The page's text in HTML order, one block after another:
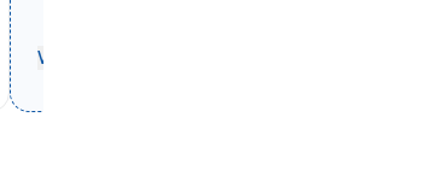
Wybierz inny lek